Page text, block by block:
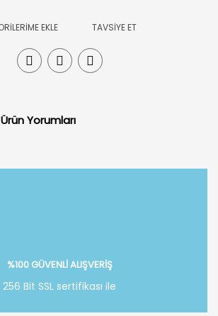
TAVSİYE ET
Ürün Yorumları
%100 GÜVENLİ ALIŞVERİŞ
256 Bit SSL sertifikası ile